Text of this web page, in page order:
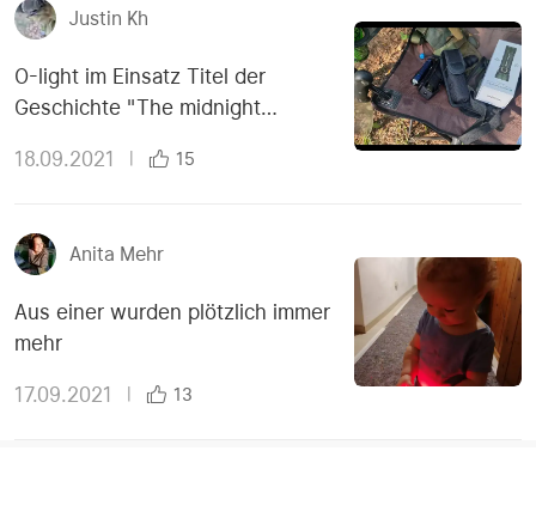
Justin Kh
O-light im Einsatz Titel der
Geschichte "The midnight
18.09.2021 15
Anita Mehr
Aus einer wurden plötzlich immer
mehr
17.09.2021 13